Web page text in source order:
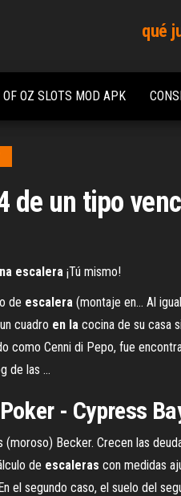
qué
OZ SLOTS MOD APK
de un tipo
escalera ¡Tú mismo!
de escalera (montaje en… Al
cuadro en la cocina de su casa
como Cenni di Pepo, fue
de las …
- Cypress
(moroso) Becker. Crecen las
de escaleras con medidas
el segundo caso, el suelo del